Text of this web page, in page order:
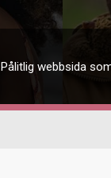
Pålitlig webbsida